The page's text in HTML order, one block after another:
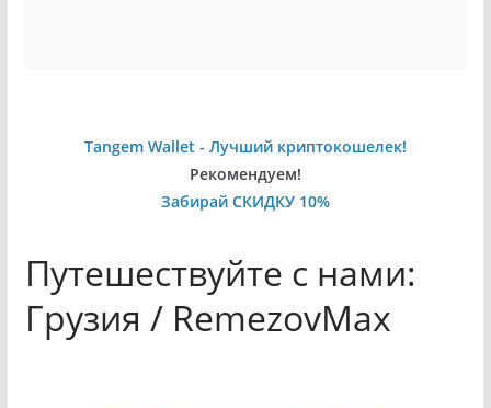
Tangem Wallet - Лучший криптокошелек!
Рекомендуем!
Забирай СКИДКУ 10%
Путешествуйте с нами:
Грузия / RemezovMax